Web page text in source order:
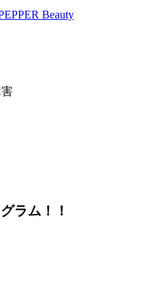
Beauty
ラム！！